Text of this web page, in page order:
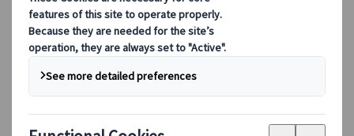
Ontdek Japan met de trein
Veelgestelde vragen
Essentiële info
Etiquette in Japan
Autorijden in Japan
Boeken bij ons
Japan Rail Pass
Accommodatie
Online Reisadvies